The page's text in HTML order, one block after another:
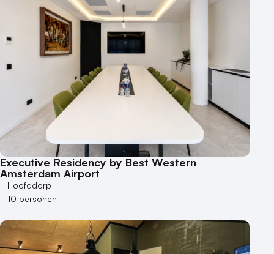
Aantal zalen
1 - 5 zalen
6 - 10 zalen
Aantal personen
1 - 50 personen
50 - 100 personen
100 - 250 personen
250 - 500 personen
500+ personen
Bijzondere locaties
Duurzame locatie
Groene locatie
Executive Residency by Best Western
Amsterdam Airport
Hoofddorp
10 personen